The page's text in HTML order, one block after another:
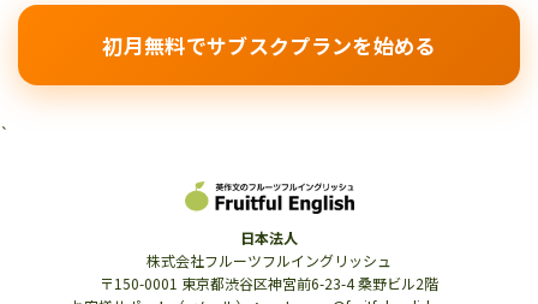
初月無料でサブスクプランを始める
`
日本法人
株式会社フルーツフルイングリッシュ
〒150-0001 東京都渋谷区神宮前6-23-4 桑野ビル2階